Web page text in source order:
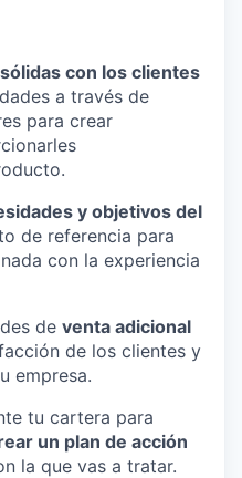
con los clientes
a través de
para crear
y objetivos del
de referencia para
con la experiencia
de venta adicional
de los clientes y
empresa.
tu cartera para
un plan de acción
la que vas a tratar.